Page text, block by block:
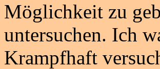
Möglichkeit zu
untersuchen. Ich
Krampfhaft